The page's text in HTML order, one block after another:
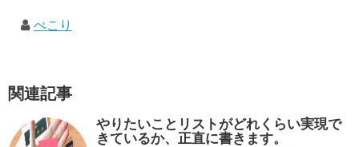
ぺこり
関連記事
やりたいことリストがどれくらい実現で
きているか、正直に書きます。